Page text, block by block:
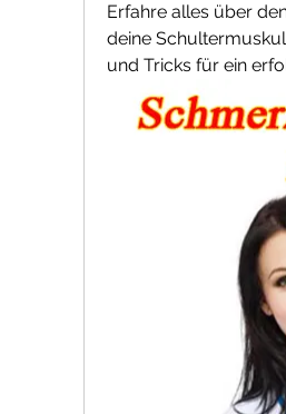
Erfahre alles über
deine
und Tricks für ein